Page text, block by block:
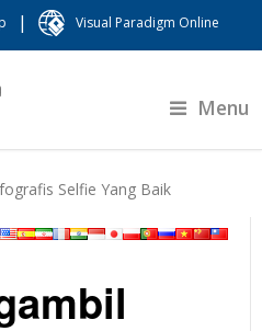
| Visual Paradigm Online
Menu
Selfie Yang Baik